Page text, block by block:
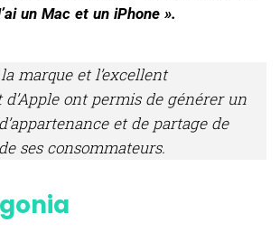
un Mac et un iPhone ».
marque et l’excellent
ont permis de générer un
et de partage de
ses consommateurs.